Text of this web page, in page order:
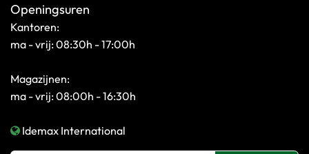
Openingsuren
Kantoren:
ma - vrij: 08:30h - 17:00h
Magazijnen:
ma - vrij: 08:00h - 16:30h
Idemax International